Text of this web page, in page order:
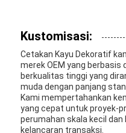
Kustomisasi:
Cetakan Kayu Dekoratif
merek OEM yang berbasis
berkualitas tinggi yang
muda dengan panjang
Kami mempertahankan
yang cepat untuk proyek-
perumahan skala kecil
kelancaran transaksi.